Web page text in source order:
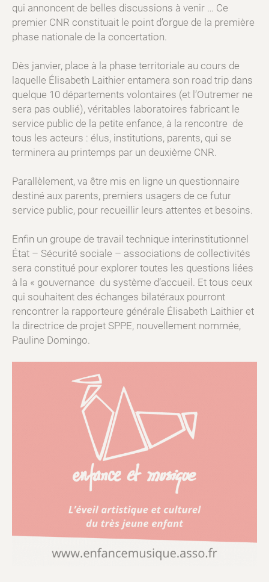
qui annoncent de belles discussions à venir … Ce
premier CNR constituait le point d’orgue de la première
phase nationale de la concertation.
Dès janvier, place à la phase territoriale au cours de
laquelle Élisabeth Laithier entamera son road trip dans
quelque 10 départements volontaires (et l’Outremer ne
sera pas oublié), véritables laboratoires fabricant le
service public de la petite enfance, à la rencontre de
tous les acteurs : élus, institutions, parents, qui se
terminera au printemps par un deuxième CNR.
Parallèlement, va être mis en ligne un questionnaire
destiné aux parents, premiers usagers de ce futur
service public, pour recueillir leurs attentes et besoins.
Enfin un groupe de travail technique interinstitutionnel
État – Sécurité́ sociale – associations de collectivités
sera constitué pour explorer toutes les questions liées
à la « gouvernance du système d’accueil. Et tous ceux
qui souhaitent des échanges bilatéraux pourront
rencontrer la rapporteure générale Élisabeth Laithier et
la directrice de projet SPPE, nouvellement nommée,
Pauline Domingo.